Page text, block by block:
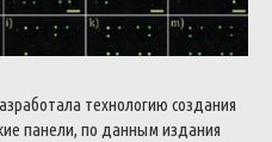
технологию создания
панели, по данным издания